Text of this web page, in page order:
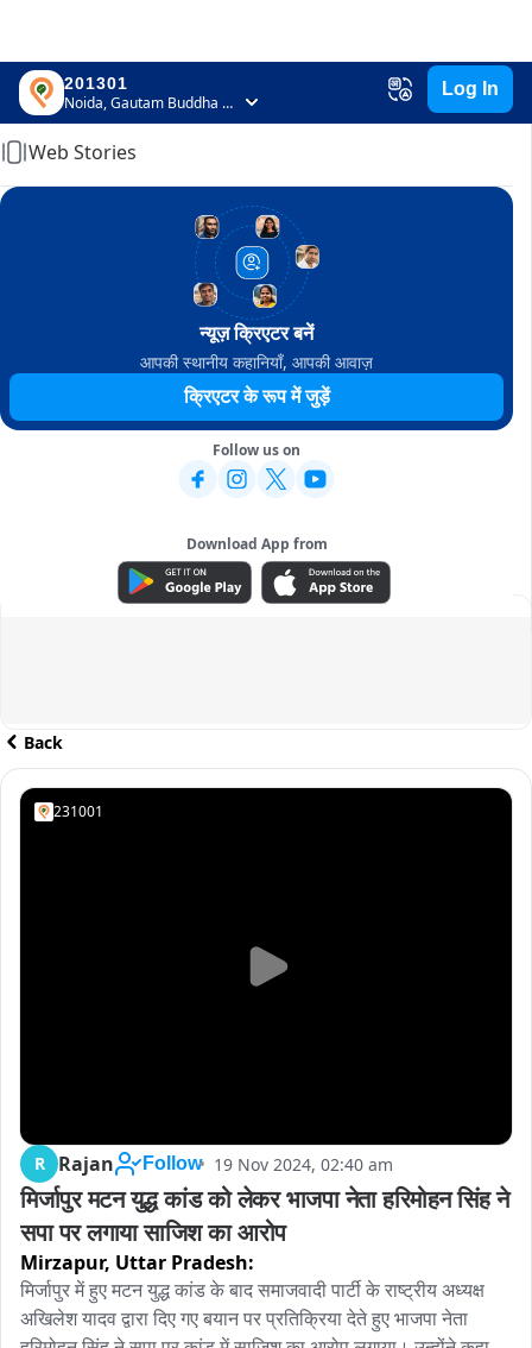
201301
Noida, Gautam Buddha Nagar, Uttar Pradesh
Log In
Home
Web Stories
न्यूज़ क्रिएटर बनें
आपकी स्थानीय कहानियाँ, आपकी आवाज़
क्रिएटर के रूप में जुड़ें
Follow us on
Download App from
ADVERTISEMENT
Back
231001
R Rajan Follow 19 Nov 2024, 02:40 am
मिर्जापुर मटन युद्ध कांड को लेकर भाजपा नेता हरिमोहन सिंह ने
सपा पर लगाया साजिश का आरोप
Mirzapur, Uttar Pradesh:
मिर्जापुर में हुए मटन युद्ध कांड के बाद समाजवादी पार्टी के राष्ट्रीय अध्यक्ष
अखिलेश यादव द्वारा दिए गए बयान पर प्रतिक्रिया देते हुए भाजपा नेता